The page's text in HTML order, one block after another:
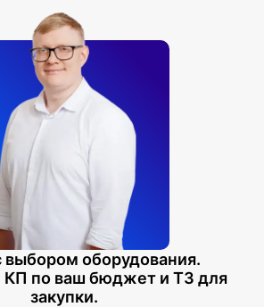
выбором оборудования.
КП по ваш бюджет и ТЗ для
закупки.